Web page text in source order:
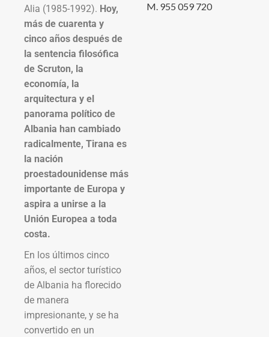
Alia (1985-1992). Hoy,
más de cuarenta y
cinco años después de
la sentencia filosófica
de Scruton, la
economía, la
arquitectura y el
panorama político de
Albania han cambiado
radicalmente, Tirana es
la nación
proestadounidense más
importante de Europa y
aspira a unirse a la
Unión Europea a toda
costa.
En los últimos cinco
años, el sector turístico
de Albania ha florecido
de manera
impresionante, y se ha
convertido en un
M. 955 059 720